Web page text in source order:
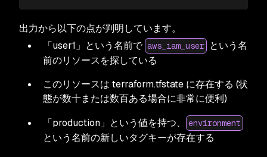
出力から以下の点が判明しています。
「user1」という名前で aws_iam_user という名
前のリソースを探している
このリソースは terraform.tfstate に存在する (状
態が数十または数百ある場合に非常に便利)
「production」という値を持つ、
environment
という名前の新しいタグキーが存在する